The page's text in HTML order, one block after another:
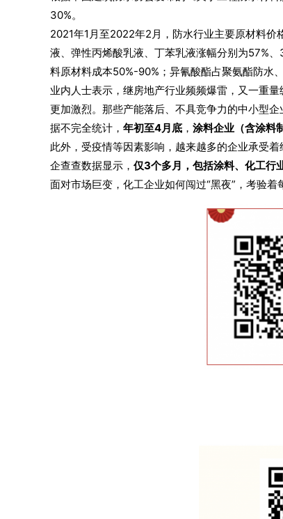
30%。
2021年1月至2022年2月，防水行业主要原材料
液、弹性丙烯酸乳液、丁苯乳液涨幅分别为57%
料原材料成本50%-90%；异氰酸酯占聚氨酯防水
业内人士表示，继房地产行业频频爆雷，又一重
更加激烈。那些产能落后、不具竞争力的中小型企
据不完全统计， 年初至4月底 ， 涂料企业（含涂料
此外，受疫情等因素影响，越来越多的企业承受着
企查查数据显示， 仅3个多月，包括涂料、化工
面对市场巨变，化工企业如何闯过“黑夜”，考验着